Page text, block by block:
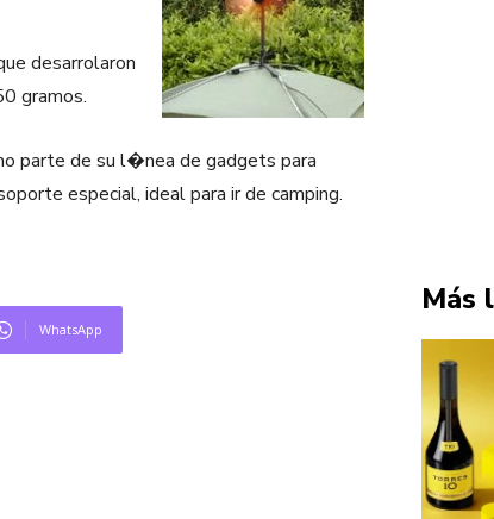
desarrolaron
gramos.
parte de su l�nea de gadgets para
especial, ideal para ir de camping.
WhatsApp
Más